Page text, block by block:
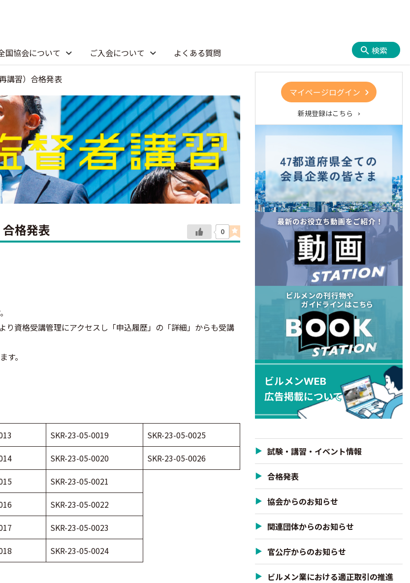
国協会について ご入会について よくある質問 検索
講習）合格発表
格発表 0
より資格受講管理にアクセスし「申込履歴」の「詳細」からも受講
す。
SKR-23-05-0019
SKR-23-05-0025
SKR-23-05-0020
SKR-23-05-0026
SKR-23-05-0021
SKR-23-05-0022
SKR-23-05-0023
SKR-23-05-0024
マイページログイン
新規登録はこちら
試験・講習・イベント情報
合格発表
協会からのお知らせ
関連団体からのお知らせ
官公庁からのお知らせ
ビルメン業における適正取引の推進